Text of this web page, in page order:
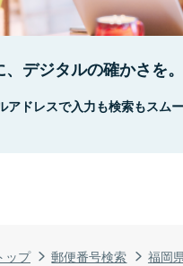
ップ 郵便番号検索 福岡
デジタルの確かさを。
アドレスで入力も検索もスムー